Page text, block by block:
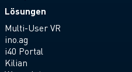
Lösungen
Multi-User VR
ino.ag
i40 Portal
Kilian